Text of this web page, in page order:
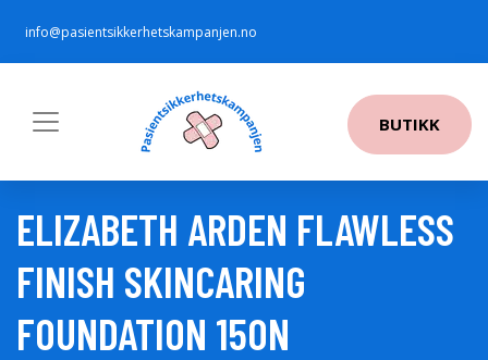
info@pasientsikkerhetskampanjen.no
BUTIKK
ELIZABETH ARDEN FLAWLESS
FINISH SKINCARING
FOUNDATION 150N